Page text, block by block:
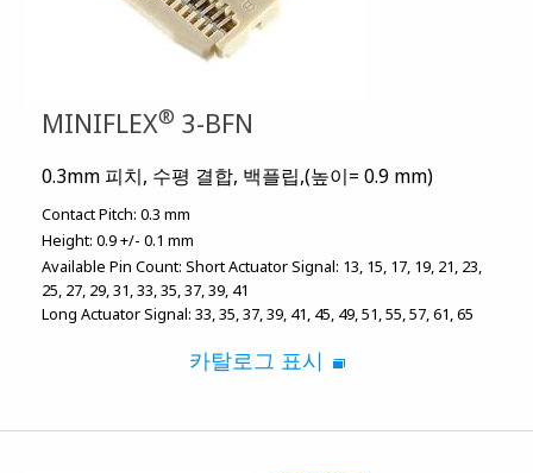
MINIFLEX® 3-BFN
0.3mm 피치, 수평 결합, 백플립,(높이= 0.9 mm)
Contact Pitch: 0.3 mm
Height: 0.9 +/- 0.1 mm
Available Pin Count: Short Actuator Signal: 13, 15, 17, 19, 21, 23,
25, 27, 29, 31, 33, 35, 37, 39, 41
Long Actuator Signal: 33, 35, 37, 39, 41, 45, 49, 51, 55, 57, 61, 65
카탈로그 표시